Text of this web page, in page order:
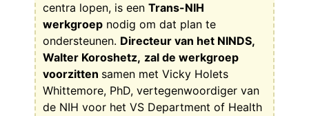
centra lopen, is een Trans-NIH
werkgroep nodig om dat plan te
ondersteunen. Directeur van het NINDS,
Walter Koroshetz, zal de werkgroep
voorzitten samen met Vicky Holets
Whittemore, PhD, vertegenwoordiger van
de NIH voor het VS Department of Health